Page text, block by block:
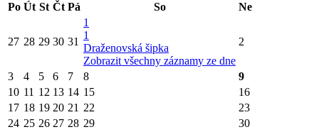
Po Út St Čt Pá So Ne
27 28 29 30 31
1
1
Draženovská šipka
Zobrazit všechny záznamy ze dne
2
3 4 5 6 7 8
9
10 11 12 13 14 15
16
17 18 19 20 21 22
23
24 25 26 27 28 29
30